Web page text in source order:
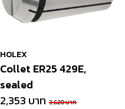
HOLEX
Collet ER25 429E,
sealed
2,353 บาท 3,620 บาท